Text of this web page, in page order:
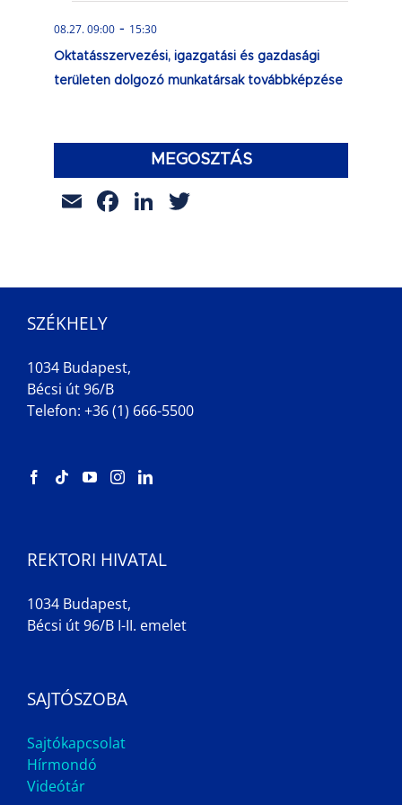
08.27. 09:00 - 15:30
Oktatásszervezési, igazgatási és gazdasági
területen dolgozó munkatársak továbbképzése
MEGOSZTÁS
EmailFacebook
LinkedIn
SZÉKHELY
1034 Budapest,
Bécsi út 96/B
Telefon: +36 (1) 666-5500
REKTORI HIVATAL
1034 Budapest,
Bécsi út 96/B I-II. emelet
SAJTÓSZOBA
Sajtókapcsolat
Hírmondó
Videótár